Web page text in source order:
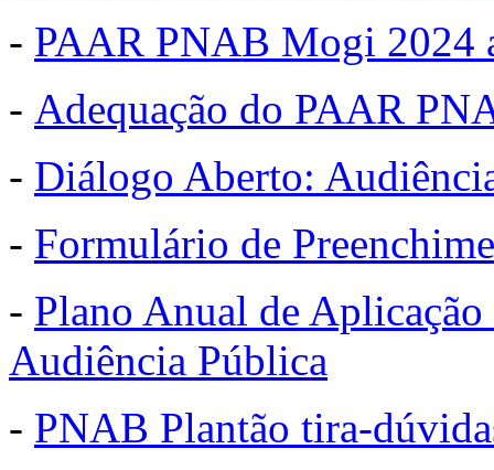
- PAAR PNAB Mogi 2024
- Adequação do PAAR
- Diálogo Aberto:
- Formulário de
- Plano Anual de
Audiência Pública
- PNAB Plantão tira-